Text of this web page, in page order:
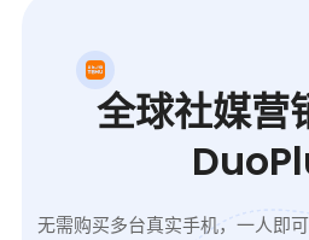
全球社媒营
无需购买多台真实手机，一人即